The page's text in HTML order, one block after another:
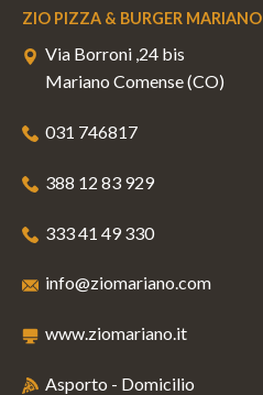
ZIO PIZZA & BURGER MARIANO
Via Borroni ,24 bis
Mariano Comense (CO)
031 746817
388 12 83 929
333 41 49 330
info@ziomariano.com
www.ziomariano.it
Asporto - Domicilio